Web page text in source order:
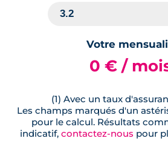
Votre
0 € /
(1) Avec un taux
Les champs marqués d'un
pour le calcul. Résultats
indicatif, contactez-nous pour